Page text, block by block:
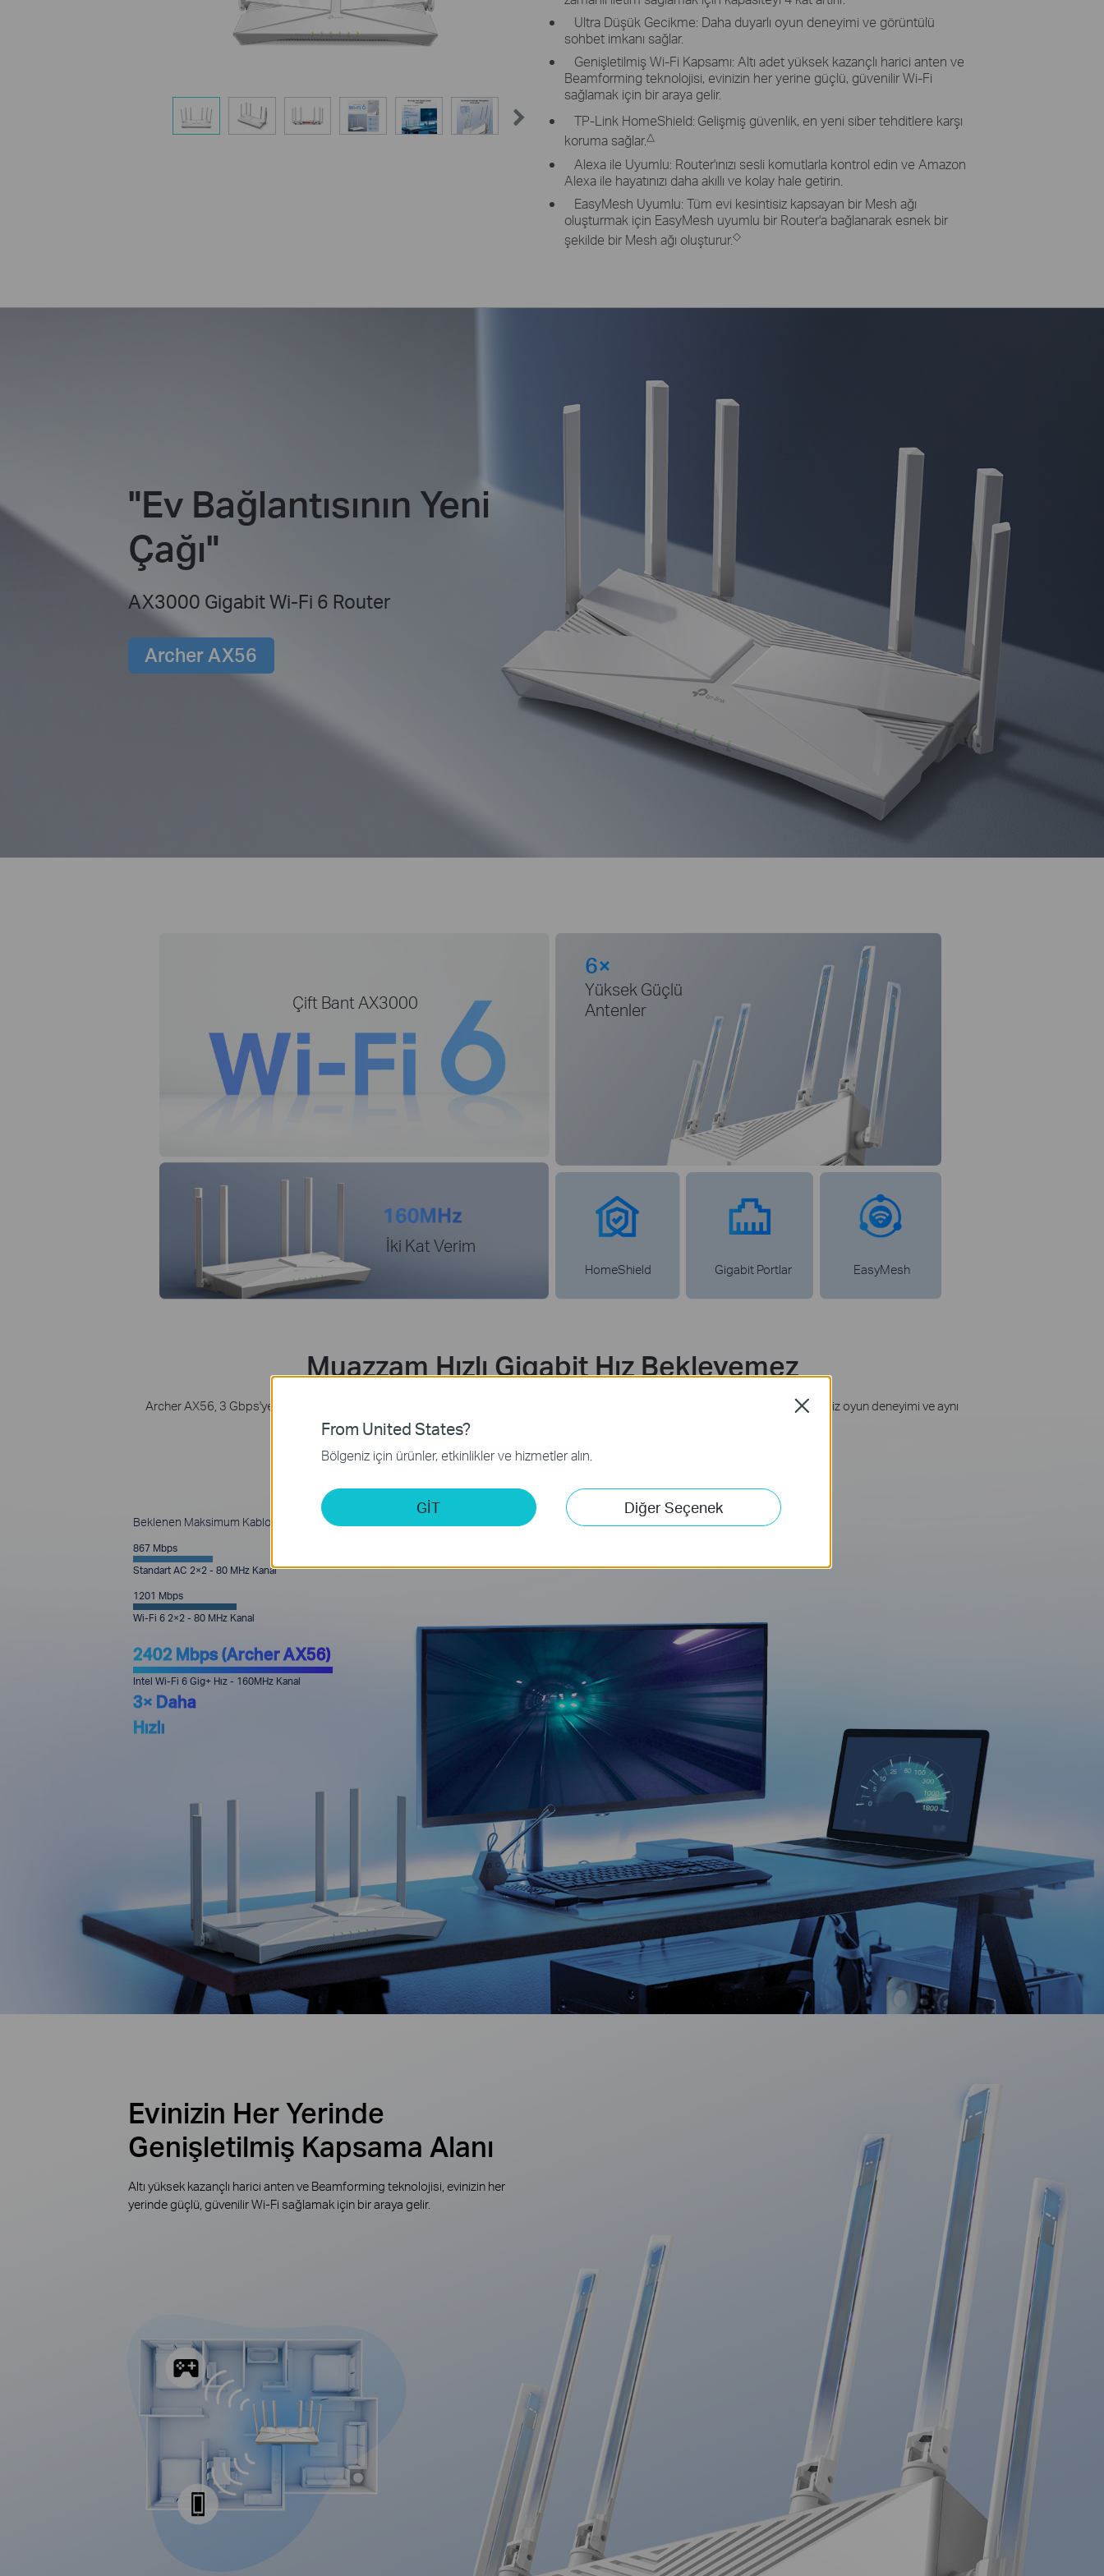
Ultra Düşük Gecikme: Daha duyarlı oyun deneyimi ve görüntülü
sohbet imkanı sağlar.
Genişletilmiş Wi-Fi Kapsamı: Altı adet yüksek kazançlı harici anten ve
Beamforming teknolojisi, evinizin her yerine güçlü, güvenilir Wi-Fi
sağlamak için bir araya gelir.
TP-Link HomeShield: Gelişmiş güvenlik, en yeni siber tehditlere karşı
koruma sağlar.△
Alexa ile Uyumlu: Router'ınızı sesli komutlarla kontrol edin ve Amazon
Alexa ile hayatınızı daha akıllı ve kolay hale getirin.
EasyMesh Uyumlu: Tüm evi kesintisiz kapsayan bir Mesh ağı
oluşturmak için EasyMesh uyumlu bir Router'a bağlanarak esnek bir
şekilde bir Mesh ağı oluşturur.◇
"Ev Bağlantısının Yeni
Çağı"
AX3000 Gigabit Wi-Fi 6 Router
Archer AX56
Çift Bant AX3000
İki Kat Verim
6×
Yüksek Güçlü
Antenler
HomeShield Gigabit Portlar EasyMesh
Muazzam Hızlı Gigabit Hız Bekleyemez
Archer AX56, 3 Gbps'ye varan muazzam hızlı Gigabit hızlarıyla Wi-Fi
gecikmesiz oyun deneyimi ve aynı
anda birden fazla
Beklenen Maksimum Kablosuz Verim (Mbps)
867 Mbps
Standart AC 2×2 - 80 MHz Kanal
1201 Mbps
Wi-Fi 6 2×2 - 80 MHz Kanal
2402 Mbps (Archer AX56)
Intel Wi-Fi 6 Gig+ Hız - 160MHz Kanal
3× Daha
Hızlı
Evinizin Her Yerinde
Genişletilmiş Kapsama Alanı
Altı yüksek kazançlı harici anten ve Beamforming teknolojisi, evinizin her
yerinde güçlü, güvenilir Wi-Fi sağlamak için bir araya gelir.
From United States?
Bölgeniz için ürünler, etkinlikler ve hizmetler alın.
GİT Diğer Seçenek
Close